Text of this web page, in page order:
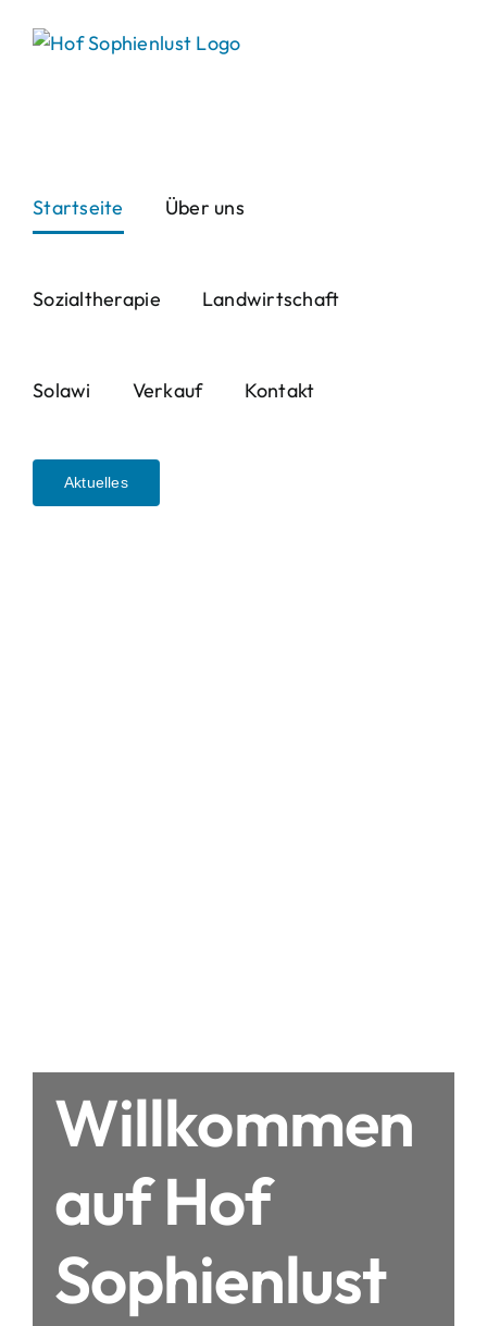
Startseite Über uns
Sozialtherapie Landwirtschaft
Solawi Verkauf Kontakt
Aktuelles
Willkommen
auf Hof
Sophienlust